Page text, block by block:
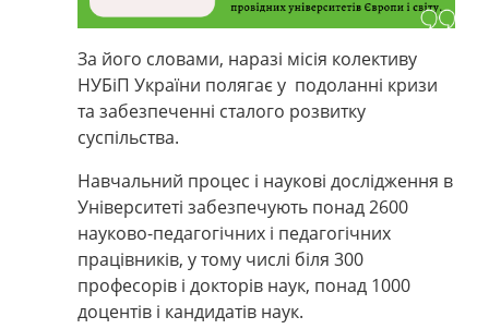
За його словами, наразі місія колективу
НУБіП України полягає у подоланні кризи
та забезпеченні сталого розвитку
суспільства.
Навчальний процес і наукові дослідження в
Університеті забезпечують понад 2600
науково-педагогічних і педагогічних
працівників, у тому числі біля 300
професорів і докторів наук, понад 1000
доцентів і кандидатів наук.